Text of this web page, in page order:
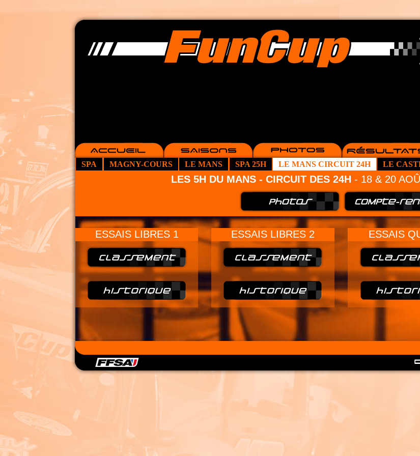
SPA MAGNY-COURS LE MANS SPA 25H LE MANS CIRCUIT 24H LE
LES 5H DU MANS - CIRCUIT DES 24H - 18 & 20
ESSAIS LIBRES 1 ESSAIS LIBRES 2 ESSAIS